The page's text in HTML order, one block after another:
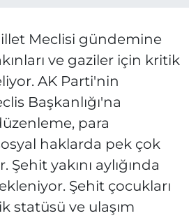
Meclisi gündemine
ve gaziler için kritik
AK Parti'nin
Başkanlığı'na
para
haklarda pek çok
yakını aylığında
Şehit çocukları
statüsü ve ulaşım